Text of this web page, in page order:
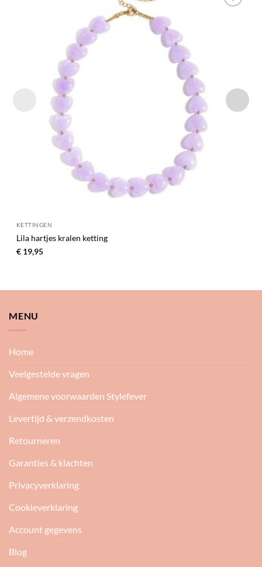
KETTINGEN
Lila hartjes kralen ketting
€19,95
MENU
Home
Veelgestelde vragen
Algemene voorwaarden Stylefever
Levertijd & verzendkosten
Retourneren
Garanties & klachten
Privacyverklaring
Cookieverklaring
Account gegevens
Blog